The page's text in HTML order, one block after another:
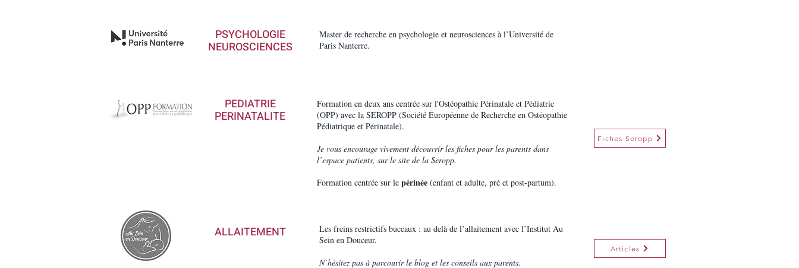
PSYCHOLOGIE
NEUROSCIENCES
Master de recherche en psychologie et neurosciences à l’Université de
Paris Nanterre.
PEDIATRIE
PERINATALITE
Formation en deux ans centrée sur l'Ostéopathie Périnatale et Pédiatrie
(OPP) avec la SEROPP (Société Européenne de Recherche en Ostéopathie
Pédiatrique et Périnatale).
Je vous encourage vivement découvrir les fiches pour les parents dans
l’espace patients, sur le site de la Seropp.
Formation centrée sur le périnée (enfant et adulte, pré et post-partum).
Fiches Seropp
ALLAITEMENT
Les freins restrictifs buccaux : au delà de l’allaitement avec l’Institut Au
Sein en Douceur.
N’hésitez pas à parcourir le blog et les conseils aux parents.
Articles